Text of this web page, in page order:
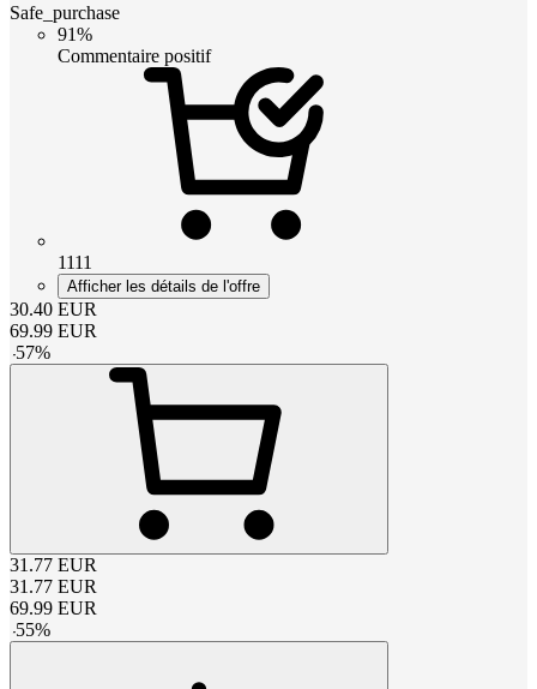
Safe_purchase
91%
Commentaire positif
1111
Afficher les détails de l'offre
30.40 EUR
69.99 EUR
-57%
31.77 EUR
31.77 EUR
69.99 EUR
-55%